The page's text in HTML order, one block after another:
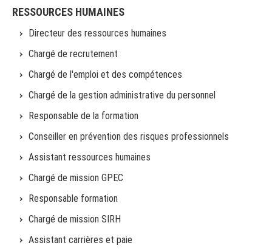
RESSOURCES HUMAINES
Directeur des ressources humaines
Chargé de recrutement
Chargé de l'emploi et des compétences
Chargé de la gestion administrative du personnel
Responsable de la formation
Conseiller en prévention des risques professionnels
Assistant ressources humaines
Chargé de mission GPEC
Responsable formation
Chargé de mission SIRH
Assistant carrières et paie